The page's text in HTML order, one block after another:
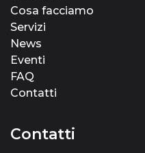
Cosa facciamo
Servizi
News
Eventi
FAQ
Contatti
Contatti